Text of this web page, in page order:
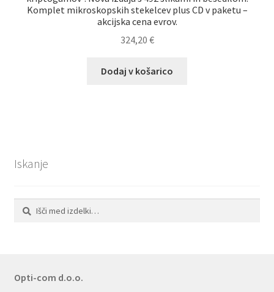
Komplet mikroskopskih stekelcev plus CD v paketu –
akcijska cena evrov.
324,20 €
Dodaj v košarico
Iskanje
Išči:
Iskanje
Opti-com d.o.o.